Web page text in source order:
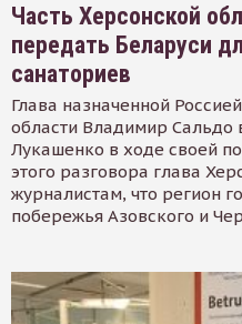
Часть Херсонской
передать Беларуси
санаториев
Глава назначенной
области Владимир Сальдо
Лукашенко в ходе своей
этого разговора глава
журналистам, что регион
побережья Азовского и